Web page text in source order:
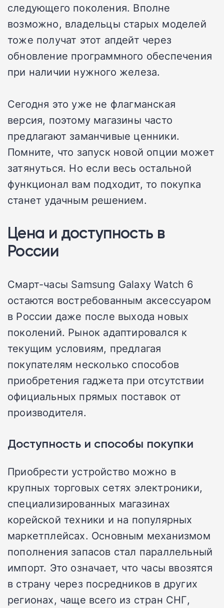
следующего поколения. Вполне
возможно, владельцы старых моделей
тоже получат этот апдейт через
обновление программного обеспечения
при наличии нужного железа.
Сегодня это уже не флагманская
версия, поэтому магазины часто
предлагают заманчивые ценники.
Помните, что запуск новой опции может
затянуться. Но если весь остальной
функционал вам подходит, то покупка
станет удачным решением.
Цена и доступность в
России
Смарт-часы Samsung Galaxy Watch 6
остаются востребованным аксессуаром
в России даже после выхода новых
поколений. Рынок адаптировался к
текущим условиям, предлагая
покупателям несколько способов
приобретения гаджета при отсутствии
официальных прямых поставок от
производителя.
Доступность и способы покупки
Приобрести устройство можно в
крупных торговых сетях электроники,
специализированных магазинах
корейской техники и на популярных
маркетплейсах. Основным механизмом
пополнения запасов стал параллельный
импорт. Это означает, что часы ввозятся
в страну через посредников в других
регионах, чаще всего из стран СНГ,